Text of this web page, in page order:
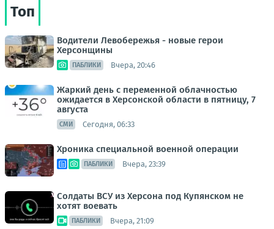
Топ
Водители Левобережья - новые герои
Херсонщины
ПАБЛИКИ Вчера, 20:46
Жаркий день с переменной облачностью
ожидается в Херсонской области в пятницу, 7
августа
СМИ Сегодня, 06:33
Хроника специальной военной операции
ПАБЛИКИ Вчера, 23:39
Солдаты ВСУ из Херсона под Купянском не
хотят воевать
ПАБЛИКИ Вчера, 21:09